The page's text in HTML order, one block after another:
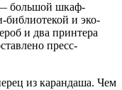
большой шкаф-
и эко-
и два принтера
пресс-